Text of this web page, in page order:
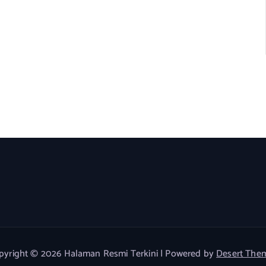
© 2026 Halaman Resmi Terkini | Powered byDesert